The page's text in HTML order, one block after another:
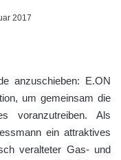
2017
anzuschieben: E.ON
um gemeinsam die
voranzutreiben. Als
ein attraktives
veralteter Gas- und